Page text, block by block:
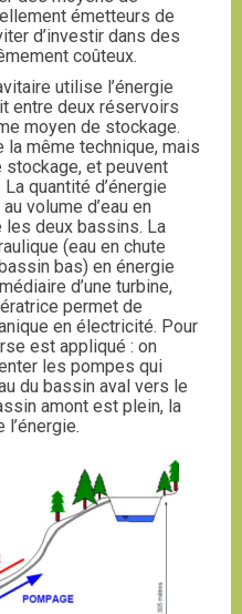
émetteurs de
d’investir dans des
coûteux.
utilise l’énergie
entre deux réservoirs
moyen de stockage.
même technique, mais
et peuvent
quantité d’énergie
volume d’eau en
les deux bassins. La
(eau en chute
bas) en énergie
d’une turbine,
permet de
en électricité. Pour
est appliqué : on
les pompes qui
du bassin aval vers le
amont est plein, la